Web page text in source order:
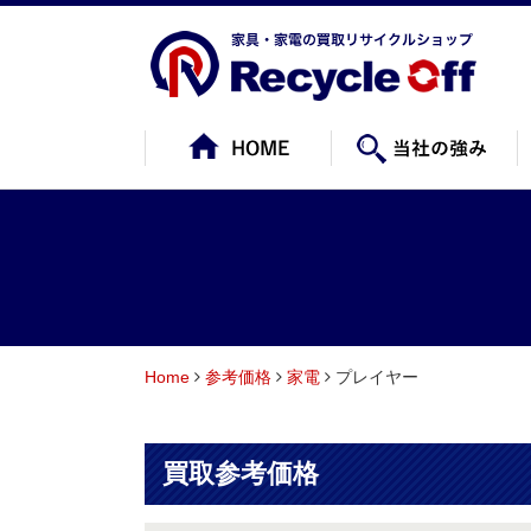
Home 参考価格 家電 プレイヤー
買取参考価格